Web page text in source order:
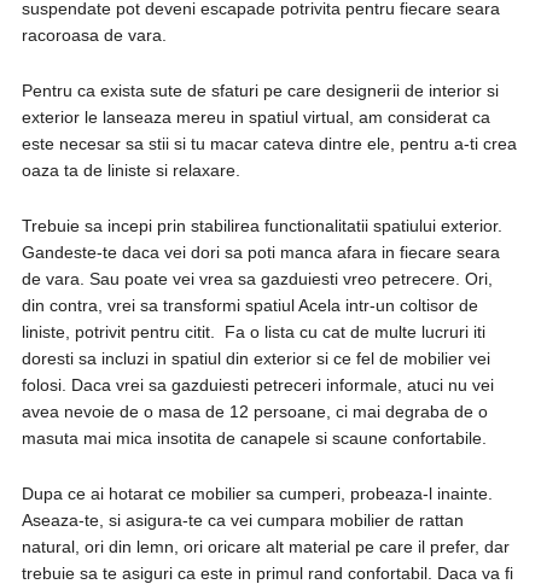
suspendate pot deveni escapade potrivita pentru fiecare seara
racoroasa de vara.
Pentru ca exista sute de sfaturi pe care designerii de interior si
exterior le lanseaza mereu in spatiul virtual, am considerat ca
este necesar sa stii si tu macar cateva dintre ele, pentru a-ti crea
oaza ta de liniste si relaxare.
Trebuie sa incepi prin stabilirea functionalitatii spatiului exterior.
Gandeste-te daca vei dori sa poti manca afara in fiecare seara
de vara. Sau poate vei vrea sa gazduiesti vreo petrecere. Ori,
din contra, vrei sa transformi spatiul Acela intr-un coltisor de
liniste, potrivit pentru citit. Fa o lista cu cat de multe lucruri iti
doresti sa incluzi in spatiul din exterior si ce fel de mobilier vei
folosi. Daca vrei sa gazduiesti petreceri informale, atuci nu vei
avea nevoie de o masa de 12 persoane, ci mai degraba de o
masuta mai mica insotita de canapele si scaune confortabile.
Dupa ce ai hotarat ce mobilier sa cumperi, probeaza-l inainte.
Aseaza-te, si asigura-te ca vei cumpara mobilier de rattan
natural, ori din lemn, ori oricare alt material pe care il prefer, dar
trebuie sa te asiguri ca este in primul rand confortabil. Daca va fi